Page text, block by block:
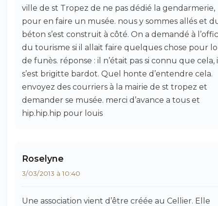
ville de st Tropez de ne pas dédié la gendarmerie,
pour en faire un musée. nous y sommes allés et
béton s’est construit à côté. On a demandé à
du tourisme si il allait faire quelques chose pour
de funès. réponse : il n’était pas si connu que cela,
s’est brigitte bardot. Quel honte d’entendre cela.
envoyez des courriers à la mairie de st tropez et
demander se musée. merci d’avance a tous et
hip.hip.hip pour louis
Roselyne
3/03/2013 à 10:40
Une association vient d’être créée au Cellier. Elle